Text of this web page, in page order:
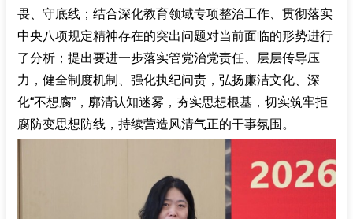
畏、守底线；结合深化教育领域专项整治工作、贯彻落实
中央八项规定精神存在的突出问题对当前面临的形势进行
了分析；提出要进一步落实管党治党责任、层层传导压
力，健全制度机制、强化执纪问责，弘扬廉洁文化、深
化“不想腐”，廓清认知迷雾，夯实思想根基，切实筑牢拒
腐防变思想防线，持续营造风清气正的干事氛围。